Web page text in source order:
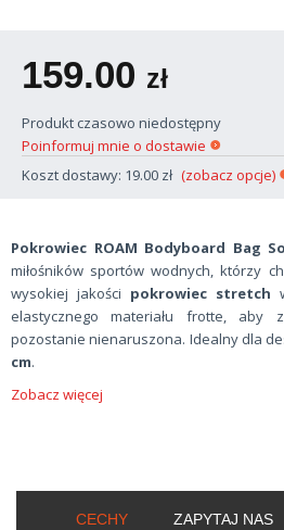
159.00 zł
Poinformuj mnie o dostawie
Produkt czasowo niedostępny
Koszt dostawy: 19.00 zł (zobacz opcje)
Pokrowiec ROAM Bodyboard Bag
miłośników sportów wodnych, którzy
wysokiej jakości pokrowiec stretch
elastycznego materiału frotte, aby
pozostanie nienaruszona. Idealny dla
cm.
Zobacz więcej
CECHY ZAPYTAJ NAS